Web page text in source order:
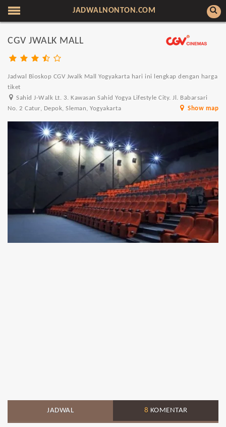
JADWALNONTON.COM
CGV JWALK MALL
Jadwal Bioskop CGV Jwalk Mall Yogyakarta hari ini lengkap dengan harga
tiket
Sahid J-Walk Lt. 3. Kawasan Sahid Yogya Lifestyle City. Jl. Babarsari
No. 2 Catur, Depok, Sleman, Yogyakarta
Show map
JADWAL 8 KOMENTAR